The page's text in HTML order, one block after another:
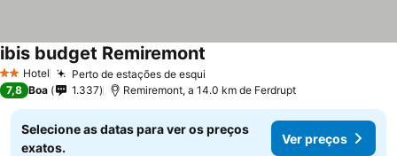
2 Estrelas
Hotel Perto de estações de esqui
ibis budget Remiremont
7,8 Boa 1.337 Remiremont, a 14.0 km de Ferdrupt
Selecione as datas para ver os preços
exatos.
Ver preços